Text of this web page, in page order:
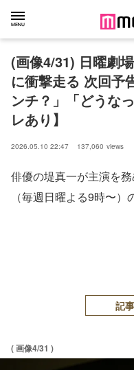
(画像4/31) 日曜劇
に衝撃走る 次回予
ンチ？」「どうな
レあり】
2026.05.10 22:47 137,060 views
俳優の堤真一が主演を
（毎週日曜よる9時〜
記
( 画像4/31 )